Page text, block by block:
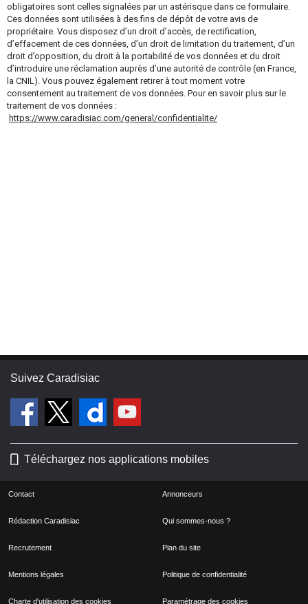
obligatoires sont celles signalées par un astérisque dans ce formulaire.
Ces données sont utilisées à des fins de dépôt de votre avis de
propriétaire. Vous disposez d’un droit d’accès, de rectification,
d’effacement de ces données, d’un droit de limitation du traitement, d’un
droit d’opposition, du droit à la portabilité de vos données et du droit
d’introduire une réclamation auprès d’une autorité de contrôle (en France,
la CNIL). Vous pouvez également retirer à tout moment votre
consentement au traitement de vos données. Pour en savoir plus sur le
traitement de vos données :
https://www.caradisiac.com/general/confidentialite/
Suivez Caradisiac
Téléchargez nos applications mobiles
Contact Annonceurs
Rédaction Caradisiac Qui sommes-nous ?
Recrutement Plan du site
Mentions légales Politique de confidentialité
Charte d'utilisation des cookies Paramétrage des cookies